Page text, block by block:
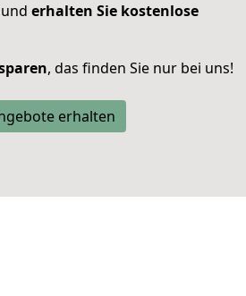
erhalten Sie kostenlose
, das finden Sie nur bei uns!
erhalten